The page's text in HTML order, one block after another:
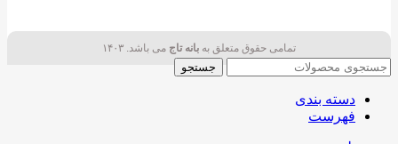
تمامی حقوق متعلق به بانه تاج می باشد. ۱۴۰۳
جستجو
دسته بندی
فهرست